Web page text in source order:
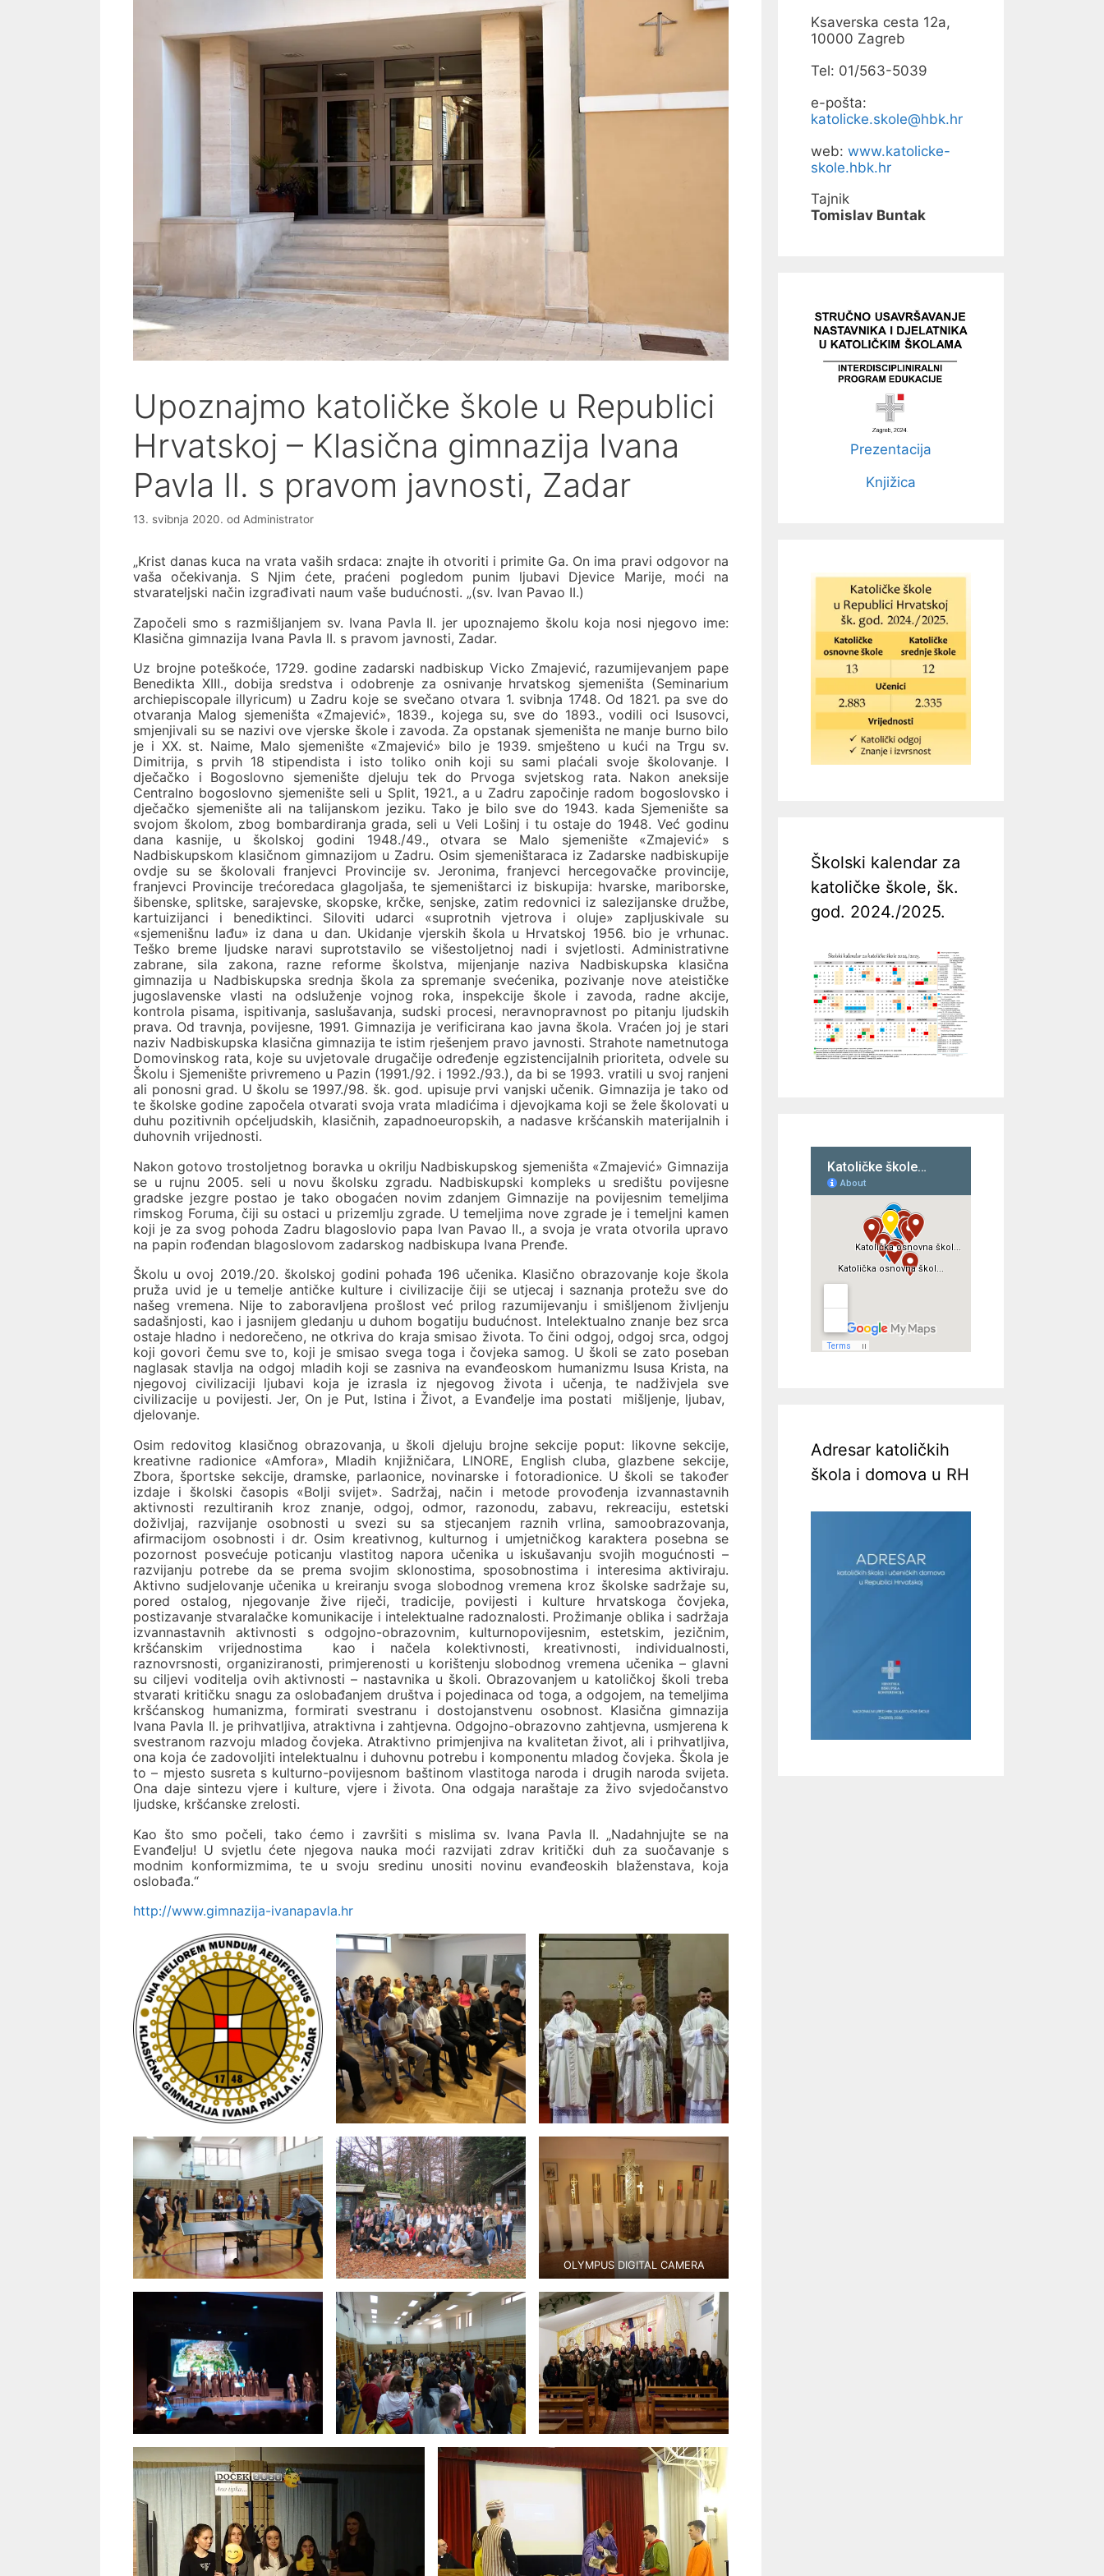
Upoznajmo katoličke škole u Republici
Hrvatskoj – Klasična gimnazija Ivana
Pavla II. s pravom javnosti, Zadar
13. svibnja 2020. od Administrator
„Krist danas kuca na vrata vaših srdaca: znajte ih otvoriti i primite Ga. On ima pravi odgovor na
vaša očekivanja. S Njim ćete, praćeni pogledom punim ljubavi Djevice Marije, moći na
stvarateljski način izgrađivati naum vaše budućnosti. „(sv. Ivan Pavao II.)
Započeli smo s razmišljanjem sv. Ivana Pavla II. jer upoznajemo školu koja nosi njegovo ime:
Klasična gimnazija Ivana Pavla II. s pravom javnosti, Zadar.
Uz brojne poteškoće, 1729. godine zadarski nadbiskup Vicko Zmajević, razumijevanjem pape
Benedikta XIII., dobija sredstva i odobrenje za osnivanje hrvatskog sjemeništa (Seminarium
archiepiscopale illyricum) u Zadru koje se svečano otvara 1. svibnja 1748. Od 1821. pa sve do
otvaranja Malog sjemeništa «Zmajević», 1839., kojega su, sve do 1893., vodili oci Isusovci,
smjenjivali su se nazivi ove vjerske škole i zavoda. Za opstanak sjemeništa ne manje burno bilo
je i XX. st. Naime, Malo sjemenište «Zmajević» bilo je 1939. smješteno u kući na Trgu sv.
Dimitrija, s prvih 18 stipendista i isto toliko onih koji su sami plaćali svoje školovanje. I
dječačko i Bogoslovno sjemenište djeluju tek do Prvoga svjetskog rata. Nakon aneksije
Centralno bogoslovno sjemenište seli u Split, 1921., a u Zadru započinje radom bogoslovsko i
dječačko sjemenište ali na talijanskom jeziku. Tako je bilo sve do 1943. kada Sjemenište sa
svojom školom, zbog bombardiranja grada, seli u Veli Lošinj i tu ostaje do 1948. Već godinu
dana kasnije, u školskoj godini 1948./49., otvara se Malo sjemenište «Zmajević» s
Nadbiskupskom klasičnom gimnazijom u Zadru. Osim sjemeništaraca iz Zadarske nadbiskupije
ovdje su se školovali franjevci Provincije sv. Jeronima, franjevci hercegovačke provincije,
franjevci Provincije trećoredaca glagoljaša, te sjemeništarci iz biskupija: hvarske, mariborske,
šibenske, splitske, sarajevske, skopske, krčke, senjske, zatim redovnici iz salezijanske družbe,
kartuizijanci i benediktinci. Siloviti udarci «suprotnih vjetrova i oluje» zapljuskivale su
«sjemenišnu lađu» iz dana u dan. Ukidanje vjerskih škola u Hrvatskoj 1956. bio je vrhunac.
Teško breme ljudske naravi suprotstavilo se višestoljetnoj nadi i svjetlosti. Administrativne
zabrane, sila zakona, razne reforme školstva, mijenjanje naziva Nadbiskupska klasična
gimnazija u Nadbiskupska srednja škola za spremanje svećenika, pozivanje nove ateističke
jugoslavenske vlasti na odsluženje vojnog roka, inspekcije škole i zavoda, radne akcije,
kontrola pisama, ispitivanja, saslušavanja, sudski procesi, neravnopravnost po pitanju ljudskih
prava. Od travnja, povijesne, 1991. Gimnazija je verificirana kao javna škola. Vraćen joj je stari
naziv Nadbiskupska klasična gimnazija te istim rješenjem pravo javnosti. Strahote nametnutoga
Domovinskog rata, koje su uvjetovale drugačije određenje egzistencijalnih prioriteta, odvele su
Školu i Sjemenište privremeno u Pazin (1991./92. i 1992./93.), da bi se 1993. vratili u svoj ranjeni
ali ponosni grad. U školu se 1997./98. šk. god. upisuje prvi vanjski učenik. Gimnazija je tako od
te školske godine započela otvarati svoja vrata mladićima i djevojkama koji se žele školovati u
duhu pozitivnih općeljudskih, klasičnih, zapadnoeuropskih, a nadasve kršćanskih materijalnih i
duhovnih vrijednosti.
Nakon gotovo trostoljetnog boravka u okrilju Nadbiskupskog sjemeništa «Zmajević» Gimnazija
se u rujnu 2005. seli u novu školsku zgradu. Nadbiskupski kompleks u središtu povijesne
gradske jezgre postao je tako obogaćen novim zdanjem Gimnazije na povijesnim temeljima
rimskog Foruma, čiji su ostaci u prizemlju zgrade. U temeljima nove zgrade je i temeljni kamen
koji je za svog pohoda Zadru blagoslovio papa Ivan Pavao II., a svoja je vrata otvorila upravo
na papin rođendan blagoslovom zadarskog nadbiskupa Ivana Prenđe.
Školu u ovoj 2019./20. školskoj godini pohađa 196 učenika. Klasično obrazovanje koje škola
pruža uvid je u temelje antičke kulture i civilizacije čiji se utjecaj i saznanja protežu sve do
našeg vremena. Nije to zaboravljena prošlost već prilog razumijevanju i smišljenom življenju
sadašnjosti, kao i jasnijem gledanju u duhom bogatiju budućnost. Intelektualno znanje bez srca
ostaje hladno i nedorečeno, ne otkriva do kraja smisao života. To čini odgoj, odgoj srca, odgoj
koji govori čemu sve to, koji je smisao svega toga i čovjeka samog. U školi se zato poseban
naglasak stavlja na odgoj mladih koji se zasniva na evanđeoskom humanizmu Isusa Krista, na
njegovoj civilizaciji ljubavi koja je izrasla iz njegovog života i učenja, te nadživjela sve
civilizacije u povijesti. Jer, On je Put, Istina i Život, a Evanđelje ima postati mišljenje, ljubav,
djelovanje.
Osim redovitog klasičnog obrazovanja, u školi djeluju brojne sekcije poput: likovne sekcije,
kreativne radionice «Amfora», Mladih knjižničara, LINORE, English cluba, glazbene sekcije,
Zbora, športske sekcije, dramske, parlaonice, novinarske i fotoradionice. U školi se također
izdaje i školski časopis «Bolji svijet». Sadržaj, način i metode provođenja izvannastavnih
aktivnosti rezultiranih kroz znanje, odgoj, odmor, razonodu, zabavu, rekreaciju, estetski
doživljaj, razvijanje osobnosti u svezi su sa stjecanjem raznih vrlina, samoobrazovanja,
afirmacijom osobnosti i dr. Osim kreativnog, kulturnog i umjetničkog karaktera posebna se
pozornost posvećuje poticanju vlastitog napora učenika u iskušavanju svojih mogućnosti –
razvijanju potrebe da se prema svojim sklonostima, sposobnostima i interesima aktiviraju.
Aktivno sudjelovanje učenika u kreiranju svoga slobodnog vremena kroz školske sadržaje su,
pored ostalog, njegovanje žive riječi, tradicije, povijesti i kulture hrvatskoga čovjeka,
postizavanje stvaralačke komunikacije i intelektualne radoznalosti. Prožimanje oblika i sadržaja
izvannastavnih aktivnosti s odgojno-obrazovnim, kulturnopovijesnim, estetskim, jezičnim,
kršćanskim vrijednostima kao i načela kolektivnosti, kreativnosti, individualnosti,
raznovrsnosti, organiziranosti, primjerenosti u korištenju slobodnog vremena učenika – glavni
su ciljevi voditelja ovih aktivnosti – nastavnika u školi. Obrazovanjem u katoličkoj školi treba
stvarati kritičku snagu za oslobađanjem društva i pojedinaca od toga, a odgojem, na temeljima
kršćanskog humanizma, formirati svestranu i dostojanstvenu osobnost. Klasična gimnazija
Ivana Pavla II. je prihvatljiva, atraktivna i zahtjevna. Odgojno-obrazovno zahtjevna, usmjerena k
svestranom razvoju mladog čovjeka. Atraktivno primjenjiva na kvalitetan život, ali i prihvatljiva,
ona koja će zadovoljiti intelektualnu i duhovnu potrebu i komponentu mladog čovjeka. Škola je
to – mjesto susreta s kulturno-povijesnom baštinom vlastitoga naroda i drugih naroda svijeta.
Ona daje sintezu vjere i kulture, vjere i života. Ona odgaja naraštaje za živo svjedočanstvo
ljudske, kršćanske zrelosti.
Kao što smo počeli, tako ćemo i završiti s mislima sv. Ivana Pavla II. „Nadahnjujte se na
Evanđelju! U svjetlu ćete njegova nauka moći razvijati zdrav kritički duh za suočavanje s
modnim konformizmima, te u svoju sredinu unositi novinu evanđeoskih blaženstava, koja
oslobađa.“
http://www.gimnazija-ivanapavla.hr
OLYMPUS DIGITAL CAMERA
Ksaverska cesta 12a,
10000 Zagreb
Tel: 01/563-5039
e-pošta:
katolicke.skole@hbk.hr
web: www.katolicke-
skole.hbk.hr
Tajnik
Tomislav Buntak
Prezentacija
Knjižica
Školski kalendar za
katoličke škole, šk.
god. 2024./2025.
Adresar katoličkih
škola i domova u RH